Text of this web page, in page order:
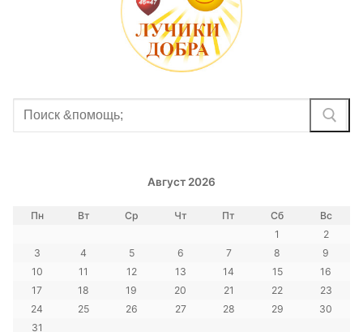
Найти:
Август 2026
Пн Вт Ср Чт Пт Сб
Вс
1
2
3
4 5 6 7 8
9
10
11 12 13 14 15
16
17
18 19 20 21 22
23
24
25 26 27 28 29
30
31